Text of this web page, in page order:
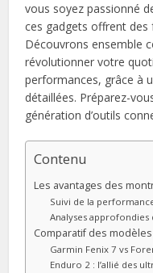
vous soyez passionné
ces gadgets offrent
Découvrons ensemble
révolutionner votre
performances, grâce à
détaillées. Préparez-
génération d’outils
Contenu
Les avantages des
Suivi de la
Analyses approfondies
Comparatif des
Garmin Fenix 7 vs
Enduro 2 : l’allié des